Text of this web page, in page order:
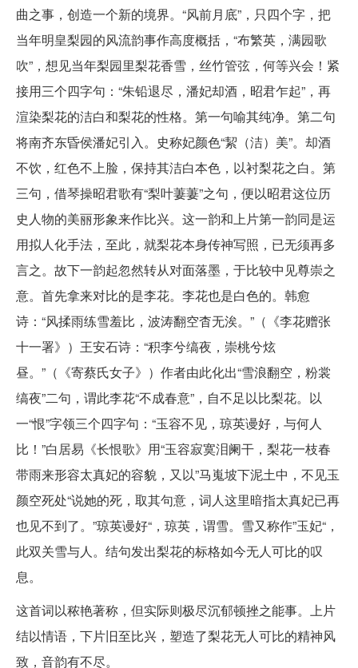
曲之事，创造一个新的境界。“风前月底”，只四个字，把
当年明皇梨园的风流韵事作高度概括，“布繁英，满园歌
吹”，想见当年梨园里梨花香雪，丝竹管弦，何等兴会！紧
接用三个四字句：“朱铅退尽，潘妃却酒，昭君乍起”，再
渲染梨花的洁白和梨花的性格。第一句喻其纯净。第二句
将南齐东昏侯潘妃引入。史称妃颜色“絜（洁）美”。却酒
不饮，红色不上脸，保持其洁白本色，以衬梨花之白。第
三句，借琴操昭君歌有“梨叶萋萋”之句，便以昭君这位历
史人物的美丽形象来作比兴。这一韵和上片第一韵同是运
用拟人化手法，至此，就梨花本身传神写照，已无须再多
言之。故下一韵起忽然转从对面落墨，于比较中见尊崇之
意。首先拿来对比的是李花。李花也是白色的。韩愈
诗：“风揉雨练雪羞比，波涛翻空杳无涘。”（《李花赠张
十一署》）王安石诗：“积李兮缟夜，崇桃兮炫
昼。”（《寄蔡氏女子》）作者由此化出“雪浪翻空，粉裳
缟夜”二句，谓此李花“不成春意”，自不足以比梨花。以
一“恨”字领三个四字句：“玉容不见，琼英谩好，与何人
比！”白居易《长恨歌》用“玉容寂寞泪阑干，梨花一枝春
带雨来形容太真妃的容貌，又以”马嵬坡下泥土中，不见玉
颜空死处“说她的死，取其句意，词人这里暗指太真妃已再
也见不到了。”琼英谩好“，琼英，谓雪。雪又称作”玉妃“，
此双关雪与人。结句发出梨花的标格如今无人可比的叹
息。
这首词以秾艳著称，但实际则极尽沉郁顿挫之能事。上片
结以情语，下片旧至比兴，塑造了梨花无人可比的精神风
致，音韵有不尽。